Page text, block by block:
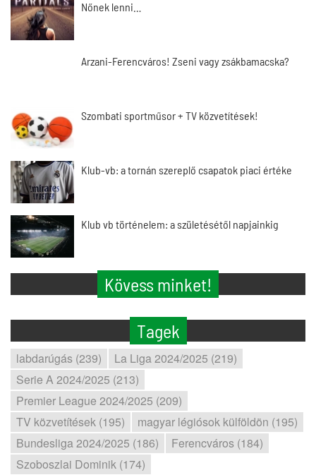
Nőnek lenni…
Arzani-Ferencváros! Zseni vagy zsákbamacska?
Szombati sportműsor + TV közvetítések!
Klub-vb: a tornán szereplő csapatok piaci értéke
Klub vb történelem: a születésétől napjainkig
Kövess minket!
Tagek
labdarúgás (239)
La Liga 2024/2025 (219)
Serie A 2024/2025 (213)
Premier League 2024/2025 (209)
TV közvetítések (195)
magyar légiósok külföldön (195)
Bundesliga 2024/2025 (186)
Ferencváros (184)
Szoboszlai Dominik (174)